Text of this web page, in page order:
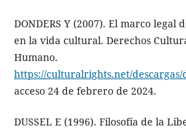
DONDERS Y (2007). El marco
en la vida cultural. Derechos
Humano.
https://culturalrights.net/
acceso 24 de febrero de 2024.
DUSSEL E (1996). Filosofía de la